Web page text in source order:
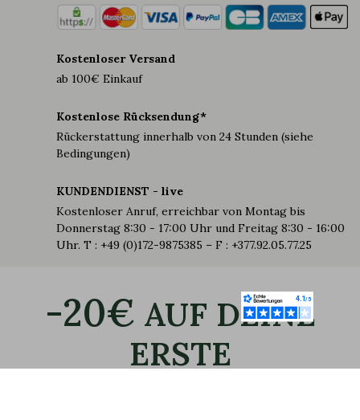
Kostenloser Versand
ab 100€ Einkauf
Kostenlose Rücksendung*
Rückerstattung innerhalb von 24 Stunden (siehe
Bedingungen)
KUNDENDIENST - live
Kostenloser Anruf, erreichbar von Montag bis
Donnerstag 8:30 - 17:00 Uhr und Freitag 8:30 - 16:00
Uhr. T : +49 (0)172-9875385 – F : +377.92.05.77.25
-20€ AUF DEINE
ERSTE